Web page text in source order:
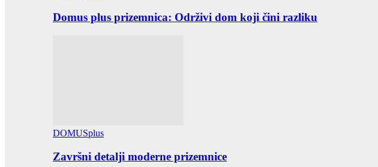
Domus plus prizemnica: Održivi dom koji čini razliku
DOMUSplus
Završni detalji moderne prizemnice